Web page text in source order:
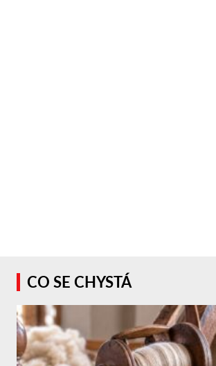
CO SE CHYSTÁ